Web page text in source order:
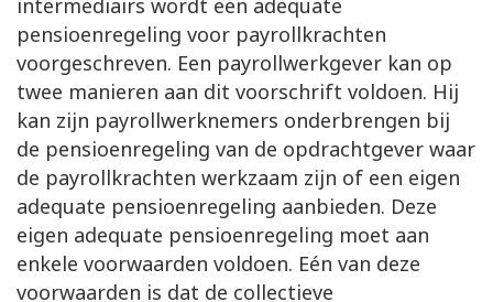
intermediairs wordt een adequate
pensioenregeling voor payrollkrachten
voorgeschreven. Een payrollwerkgever kan op
twee manieren aan dit voorschrift voldoen. Hij
kan zijn payrollwerknemers onderbrengen bij
de pensioenregeling van de opdrachtgever waar
de payrollkrachten werkzaam zijn of een eigen
adequate pensioenregeling aanbieden. Deze
eigen adequate pensioenregeling moet aan
enkele voorwaarden voldoen. Eén van deze
voorwaarden is dat de collectieve